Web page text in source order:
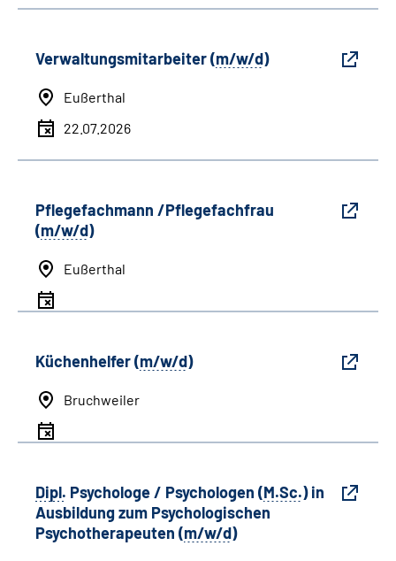
Verwaltungsmitarbeiter (m/w/d)
Eußerthal
22.07.2026
Pflegefachmann /Pflegefachfrau
(m/w/d)
Eußerthal
Küchenhelfer (m/w/d)
Bruchweiler
Dipl. Psychologe / Psychologen (M.Sc.)in
Ausbildung zum Psychologischen
Psychotherapeuten (m/w/d)